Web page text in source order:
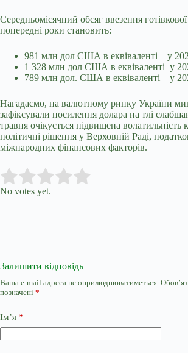
Середньомісячний обсяг ввезення
попередні роки становить:
981 млн дол США в еквіваленті – у
1 328 млн дол США в еквіваленті у
789 млн дол. США в еквіваленті у
Нагадаємо, на валютному ринку України
зафіксували посилення долара на тлі
травня очікується підвищена волатильність
політичні рішення у Верховній Раді,
міжнародних фінансових факторів.
Rate this item:
No votes yet.
Залишити відповідь
Ваша e-mail адреса не оприлюднюватиметься.
позначені *
Ім’я *